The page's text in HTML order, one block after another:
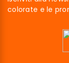
colorate e le